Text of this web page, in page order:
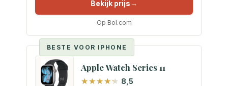
Bekijk prijs
Op Bol.com
BESTE VOOR IPHONE
Apple Watch Series 11
8,5